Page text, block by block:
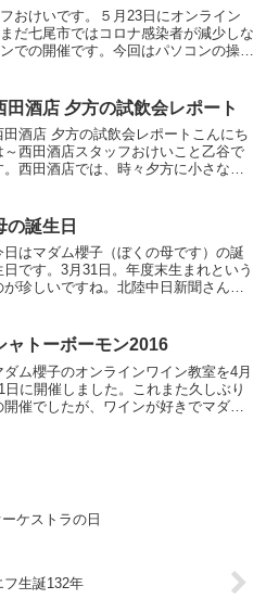
おけいです。５月23日にオンライン
だ七尾市ではコロナ感染者が減少しな
での開催です。今回はパソコンの操作
田酒店 夕方の試飲会レポート
田酒店 夕方の試飲会レポートこんにち
～西田酒店スタッフおけいこと乙谷で
。西田酒店では、時々夕方に小さな試
本酒の回もあれば、ワインの回も。そ
て今回はなんと――日...
の誕生日
日はマダム櫻子（ぼくの母です）の誕
日です。3月31日。年度末生まれという
が珍しいですね。北陸中日新聞さんか
、図書カードでした。ピーターラビッ
がいいですね。ちなみ...
ャトーボーモン2016
ダム櫻子のオンラインワイン教室を4月
日に開催しました。これまた久しぶり
開催でしたが、ワインが好きでマダム
ーケストラの日
フ生誕132年